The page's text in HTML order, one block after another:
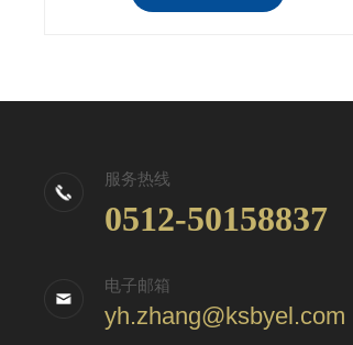
服务热线
0512-50158837
电子邮箱
yh.zhang@ksbyel.com